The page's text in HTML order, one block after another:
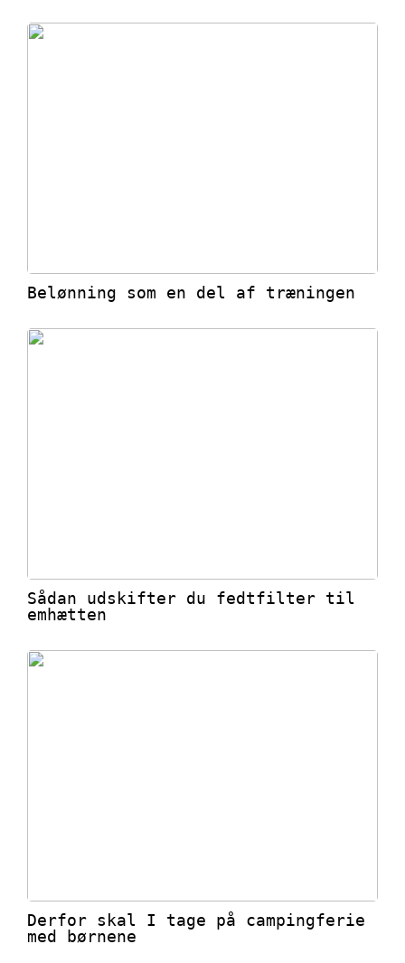
Belønning som en del af træningen
Sådan udskifter du fedtfilter til
emhætten
Derfor skal I tage på campingferie
med børnene